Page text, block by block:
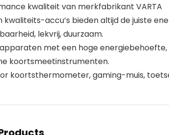
kwaliteit van merkfabrikant VARTA
kwaliteits-accu’s bieden altijd de juiste
lekvrij, duurzaam.
met een hoge
koortsmeetinstrumenten.
koortsthermometer, gaming-muis,